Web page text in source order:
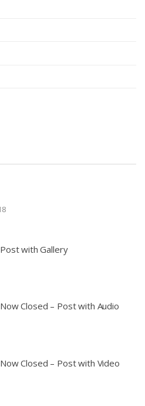
with Gallery
Closed – Post with Audio
Closed – Post with Video